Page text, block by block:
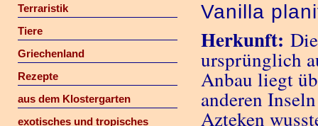
Terraristik
Tiere
Griechenland
Rezepte
aus dem Klostergarten
exotisches und tropisches
Vanilla
Herkunft:
ursprünglich
Anbau liegt
anderen
Azteken